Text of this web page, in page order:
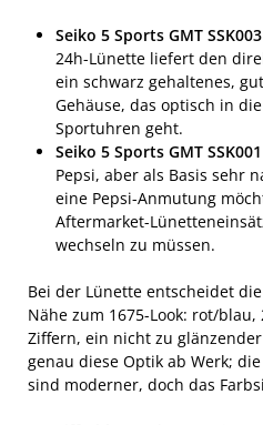
Seiko 5 Sports GMT SSK003
24h-Lünette liefert den
ein schwarz gehaltenes,
Gehäuse, das optisch in
Sportuhren geht.
Seiko 5 Sports GMT SSK001
Pepsi, aber als Basis sehr
eine Pepsi-Anmutung
Aftermarket-
wechseln zu müssen.
Bei der Lünette entscheidet
Nähe zum 1675-Look: rot/
Ziffern, ein nicht zu
genau diese Optik ab Werk;
sind moderner, doch das